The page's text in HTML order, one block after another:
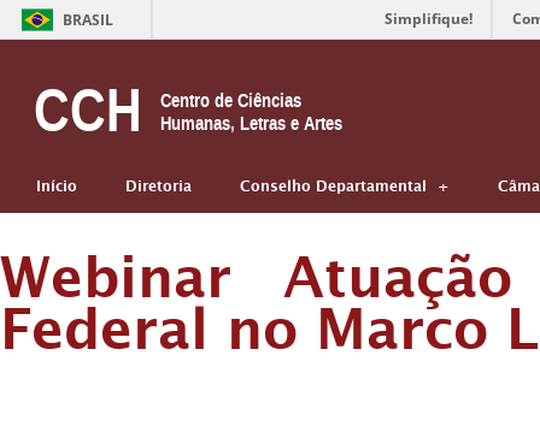
BRASIL Simplifique!
CCH
Centro de Ciências
Humanas, Letras e Artes
Início Diretoria Conselho Departamental
Webinar
Federal no Marco